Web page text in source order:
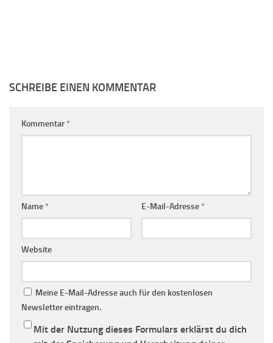
SCHREIBE EINEN KOMMENTAR
Kommentar*
Name* E-Mail-Adresse*
Website
Meine E-Mail-Adresse auch für den kostenlosen
Newsletter eintragen.
Mit der Nutzung dieses Formulars erklärst du dich